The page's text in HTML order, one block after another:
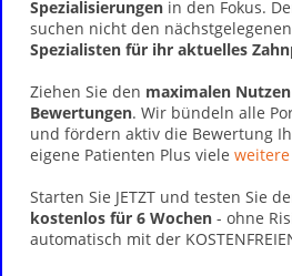
Spezialisierungen in den Fokus.
suchen nicht den
Spezialisten für ihr aktuelles
Ziehen Sie den maximalen
Bewertungen. Wir bündeln alle
und fördern aktiv die Bewertung
eigene Patienten Plus viele
Starten Sie JETZT und testen Sie
kostenlos für 6 Wochen - ohne
automatisch mit der